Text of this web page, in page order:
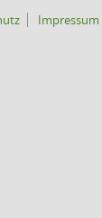
Impressum